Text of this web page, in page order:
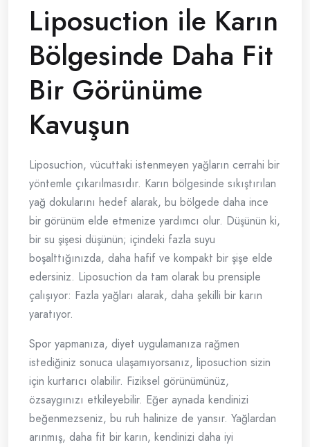
Liposuction ile Karın
Bölgesinde Daha Fit
Bir Görünüme
Kavuşun
Liposuction, vücuttaki istenmeyen yağların cerrahi bir
yöntemle çıkarılmasıdır. Karın bölgesinde sıkıştırılan
yağ dokularını hedef alarak, bu bölgede daha ince
bir görünüm elde etmenize yardımcı olur. Düşünün ki,
bir su şişesi düşünün; içindeki fazla suyu
boşalttığınızda, daha hafif ve kompakt bir şişe elde
edersiniz. Liposuction da tam olarak bu prensiple
çalışıyor: Fazla yağları alarak, daha şekilli bir karın
yaratıyor.
Spor yapmanıza, diyet uygulamanıza rağmen
istediğiniz sonuca ulaşamıyorsanız, liposuction sizin
için kurtarıcı olabilir. Fiziksel görünümünüz,
özsaygınızı etkileyebilir. Eğer aynada kendinizi
beğenmezseniz, bu ruh halinize de yansır. Yağlardan
arınmış, daha fit bir karın, kendinizi daha iyi